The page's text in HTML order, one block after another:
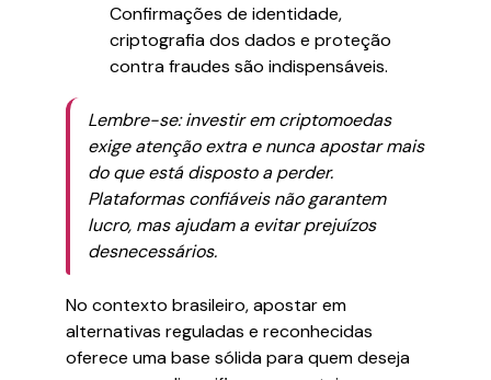
Confirmações de identidade,
criptografia dos dados e proteção
contra fraudes são indispensáveis.
Lembre-se: investir em criptomoedas
exige atenção extra e nunca apostar mais
do que está disposto a perder.
Plataformas confiáveis não garantem
lucro, mas ajudam a evitar prejuízos
desnecessários.
No contexto brasileiro, apostar em
alternativas reguladas e reconhecidas
oferece uma base sólida para quem deseja